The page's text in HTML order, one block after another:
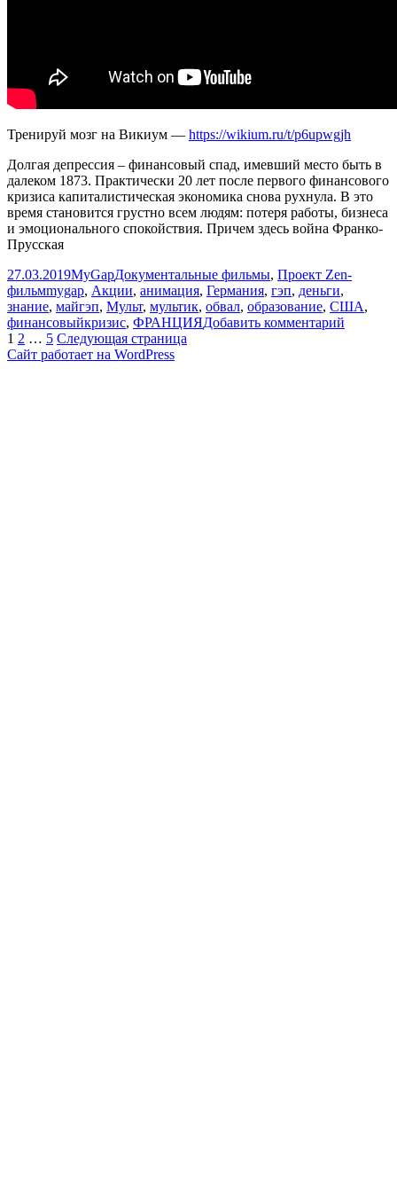
Тренируй мозг на Викиум — https://wikium.ru/t/p6upwgjh
Долгая депрессия – финансовый спад, имевший место быть в
далеком 1873. Практически 20 лет после первого финансового
кризиса капиталистическая экономика снова рухнула. В это
время становится грустно всем людям: потеря работы, бизнеса
и эмоционального спокойствия. Причем здесь война Франко-
Прусская
Опубликовано
27.03.2019Автор
MyGapРубрики
Документальные фильмы, Проект Zen-
фильмМетки
mygap, Акции, анимация, Германия, гэп, деньги,
знание, майгэп, Мульт, мультик, обвал, образование, США,
финансовыйкризис, ФРАНЦИЯДобавить комментарий
Пагинация
записей
Страница
1 Страница
2 … Страница
5 Следующая страница
Сайт работает на WordPress